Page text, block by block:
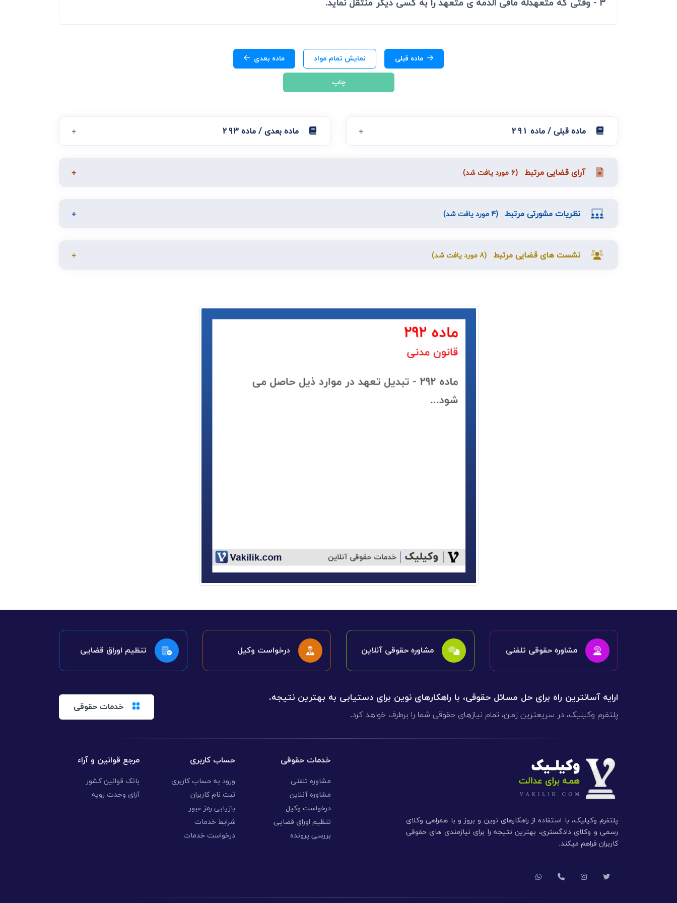
ماده بعدی نمایش تمام مواد ماده قبلی
چاپ
ماده قبلی / ماده 291 ماده بعدی / ماده 293
آرای قضایی مرتبط (6 مورد یافت شد)
نظریات مشورتی مرتبط (4 مورد یافت شد)
نشست های قضایی مرتبط (8 مورد یافت شد)
مشاوره حقوقی تلفنی مشاوره حقوقی آنلاین درخواست وکیل تنظیم اوراق قضایی
ارایه آسانترین راه برای حل مسائل حقوقی، با راهکارهای نوین برای دستیابی به بهترین نتیجه.
پلتفرم وکیلیک، در سریعترین زمان، تمام نیازهای حقوقی شما را برطرف خواهد کرد.
خدمات حقوقی
پلتفرم وکیلیک، با استفاده از راهکارهای نوین و بروز و با همراهی وکلای
رسمی و وکلای دادگستری، بهترین نتیجه را برای نیازمندی های حقوقی
کاربران فراهم میکند.
خدمات حقوقی
مشاوره تلفنی
مشاوره آنلاین
درخواست وکیل
تنظیم اوراق قضایی
بررسی پرونده
حساب کاربری
ورود به حساب کاربری
ثبت نام کاربران
بازیابی رمز عبور
شرایط خدمات
درخواست خدمات
مرجع قوانین و آراء
بانک قوانین کشور
آرای وحدت رویه